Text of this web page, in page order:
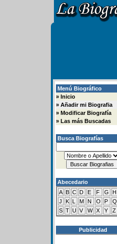
Menú Biográfico
» Inicio
» Añadir mi Biografia
» Modificar Biografía
» Las más Buscadas
Busca Biografías
Abecedario
A B C D E F G H
J
K L M N O P Q
S T U V W X Y Z
Publicidad